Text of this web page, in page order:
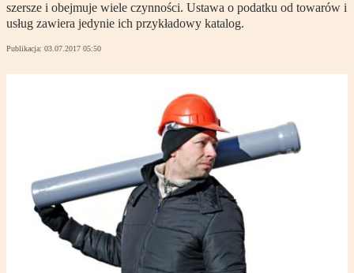
szersze i obejmuje wiele czynności. Ustawa o podatku od towarów i
usług zawiera jedynie ich przykładowy katalog.
Publikacja: 03.07.2017 05:50